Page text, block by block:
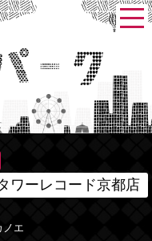
ワーレコード京都店
ノエ